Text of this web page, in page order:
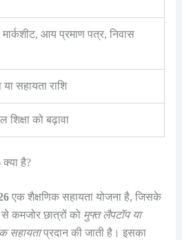
आय प्रमाण पत्र, निवास
सहायता राशि
शिक्षा को बढ़ावा
है?
एक शैक्षणिक सहायता योजना है, जिसके
कमजोर छात्रों को मुफ्त लैपटॉप या
सहायताप्रदान की जाती है। इसका